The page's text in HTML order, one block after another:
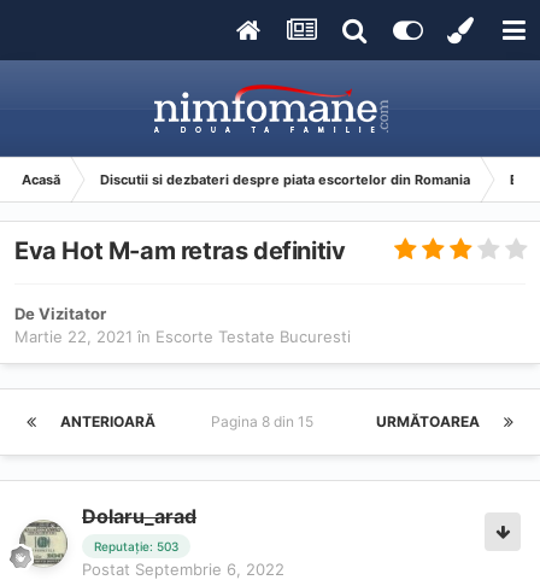
Acasă Discutii si dezbateri despre piata escortelor din Romania
Eva Hot M-am retras definitiv
De Vizitator
Martie 22, 2021 în Escorte Testate Bucuresti
ANTERIOARĂ URMĂTOAREA
Pagina 8 din 15
Dolaru_arad
Reputație: 503
Postat Septembrie 6, 2022